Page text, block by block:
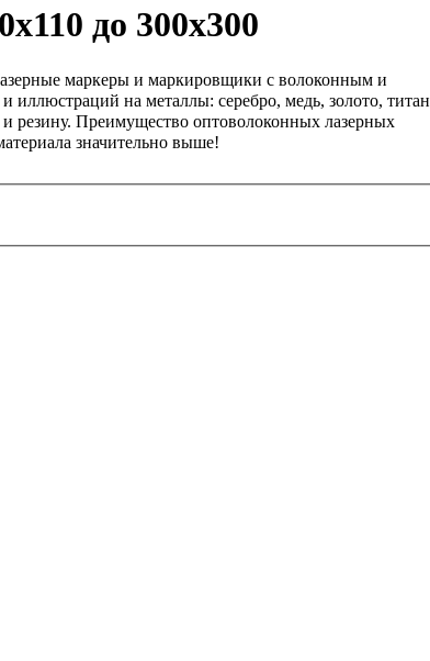
до 300x300
маркеры и маркировщики с волоконным и
иллюстраций на металлы: серебро, медь, золото,
резину. Преимущество оптоволоконных лазерных
значительно выше!